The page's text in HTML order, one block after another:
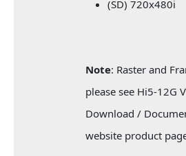
(SD) 720x480i
Note: Raster and
please see Hi5-12G
Download /
website product